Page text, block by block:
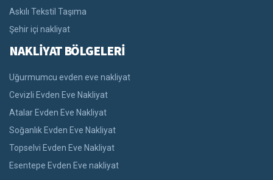
Askılı Tekstil Taşıma
Şehir içi nakliyat
NAKLİYAT BÖLGELERİ
Uğurmumcu evden eve nakliyat
Cevizli Evden Eve Nakliyat
Atalar Evden Eve Nakliyat
Soğanlık Evden Eve Nakliyat
Topselvi Evden Eve Nakliyat
Esentepe Evden Eve nakliyat